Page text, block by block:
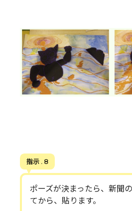
指示 . 8
ポーズが決まったら、新聞
てから、貼ります。